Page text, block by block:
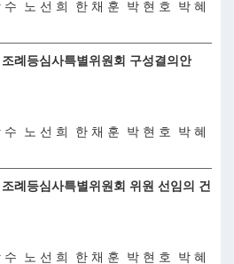
노 선 희 한 채 훈 박 현 호 박 혜
례등심사특별위원회 구성결의안
노 선 희 한 채 훈 박 현 호 박 혜
례등심사특별위원회 위원 선임의 건
노 선 희 한 채 훈 박 현 호 박 혜